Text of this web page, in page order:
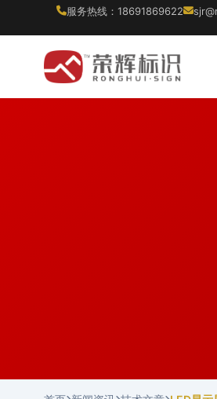
服务热线：18691869622